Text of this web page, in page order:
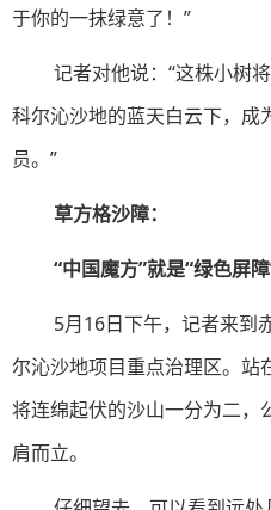
于你的一抹绿意了！”
记者对他说：“这株小树
科尔沁沙地的蓝天白云下，成
员。”
草方格沙障：
“中国魔方”就是“绿色屏
5月16日下午，记者来到
尔沁沙地项目重点治理区。站
将连绵起伏的沙山一分为二，
肩而立。